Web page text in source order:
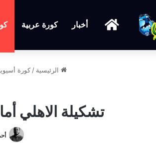
الرئيسية
أخبار كورة عربية
الرئيسية / كورة
تشكيلة الاهلي